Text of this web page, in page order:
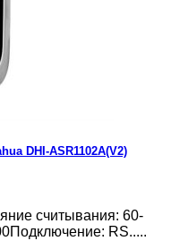
DHI-ASR1102A(V2)
считывания: 60-
RS.....